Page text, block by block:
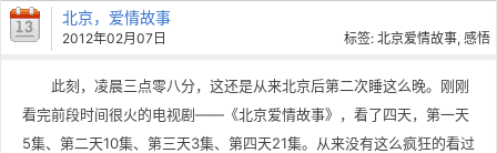
北京，爱情故事
2012年02月07日 标签: 北京爱情故事, 感悟
此刻，凌晨三点零八分，这还是从来北京后第二次睡这么晚。刚刚
看完前段时间很火的电视剧——《北京爱情故事》，看了四天，第一天
5集、第二天10集、第三天3集、第四天21集。从来没有这么疯狂的看过